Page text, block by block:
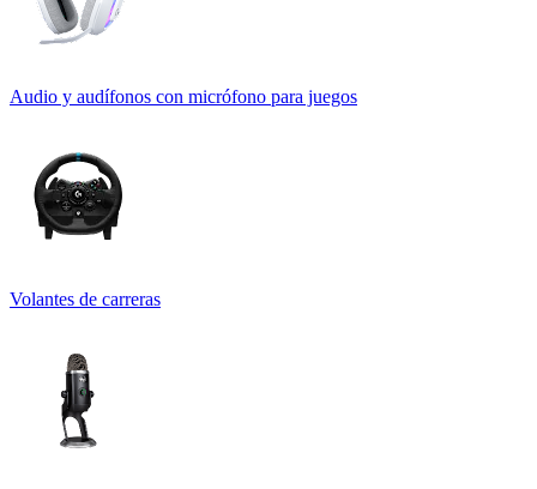
Audio y audífonos con micrófono para juegos
Volantes de carreras